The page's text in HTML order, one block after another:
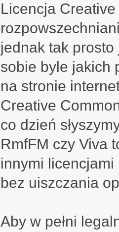
Licencja
jednak tak
sobie byle jakich
na stronie
Creative
co dzień
RmfFM czy Viva
innymi
bez uiszczania
Aby w pełni